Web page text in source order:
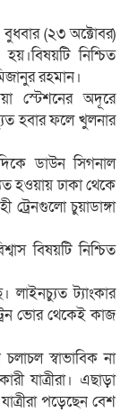
(২৩ অক্টোবর)
নিশ্চিত
রহমান।
স্টেশনের অদূরে
হবার ফলে খুলনার
ডাউন সিগনাল
হওয়ায় ঢাকা থেকে
ট্রেনগুলো চুয়াডাঙ্গা
বিষয়টি নিশ্চিত
ট্যাংকার
ভোর থেকেই কাজ
স্বাভাবিক না
যাত্রীরা। এছাড়া
পড়েছেন বেশ